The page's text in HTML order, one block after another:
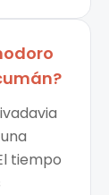
?
tiempo